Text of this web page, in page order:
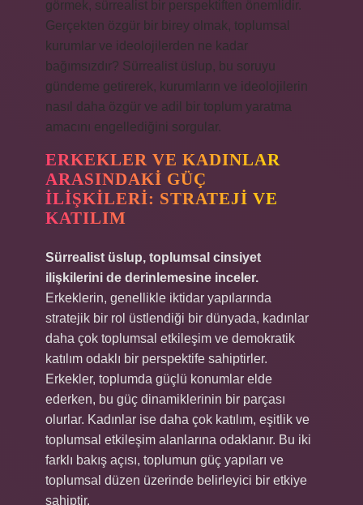
görmek, sürrealist bir perspektiften önemlidir.
Gerçekten özgür bir birey olmak, toplumsal
kurumlar ve ideolojilerden ne kadar
bağımsızdır? Sürrealist üslup, bu soruyu
gündeme getirerek, kurumların ve ideolojilerin
nasıl daha özgür ve adil bir toplum yaratma
amacını engellediğini sorgular.
ERKEKLER VE KADINLAR
ARASINDAKI GÜÇ
İLIŞKILERI: STRATEJI VE
KATILIM
Sürrealist üslup, toplumsal cinsiyet
ilişkilerini de derinlemesine inceler.
Erkeklerin, genellikle iktidar yapılarında
stratejik bir rol üstlendiği bir dünyada, kadınlar
daha çok toplumsal etkileşim ve demokratik
katılım odaklı bir perspektife sahiptirler.
Erkekler, toplumda güçlü konumlar elde
ederken, bu güç dinamiklerinin bir parçası
olurlar. Kadınlar ise daha çok katılım, eşitlik ve
toplumsal etkileşim alanlarına odaklanır. Bu iki
farklı bakış açısı, toplumun güç yapıları ve
toplumsal düzen üzerinde belirleyici bir etkiye
sahiptir.